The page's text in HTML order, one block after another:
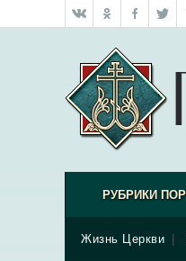
РУБРИКИ
Жизнь Церкви